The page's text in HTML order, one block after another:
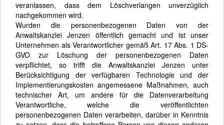
veranlassen, dass dem Löschverlangen unverzüglich
nachgekommen wird.
Wurden die personenbezogenen Daten von der
Anwaltskanzlei Jenzen öffentlich gemacht und ist unser
Unternehmen als Verantwortlicher gemäß Art. 17 Abs. 1 DS-
GVO zur Löschung der personenbezogenen Daten
verpflichtet, so trifft die Anwaltskanzlei Jenzen unter
Berücksichtigung der verfügbaren Technologie und der
Implementierungskosten angemessene Maßnahmen, auch
technischer Art, um andere für die Datenverarbeitung
Verantwortliche, welche die veröffentlichten
personenbezogenen Daten verarbeiten, darüber in Kenntnis